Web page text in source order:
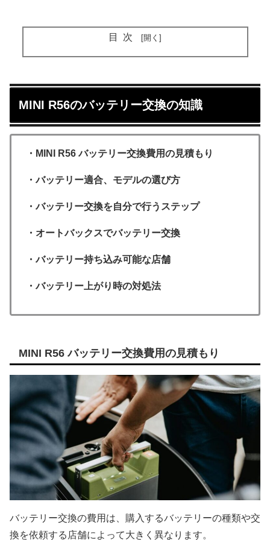
目次
MINI R56のバッテリー交換の知識
・MINI R56 バッテリー交換費用の見積もり
・バッテリー適合、モデルの選び方
・バッテリー交換を自分で行うステップ
・オートバックスでバッテリー交換
・バッテリー持ち込み可能な店舗
・バッテリー上がり時の対処法
MINI R56 バッテリー交換費用の見積もり
バッテリー交換の費用は、購入するバッテリーの種類や交
換を依頼する店舗によって大きく異なります。